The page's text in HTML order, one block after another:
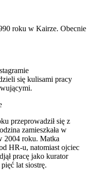
roku w Kairze. Obecnie
się kulisami pracy
przeprowadził się z
zamieszkała w
2004 roku. Matka
HR-u, natomiast ojciec
pracę jako kurator
lat siostrę.